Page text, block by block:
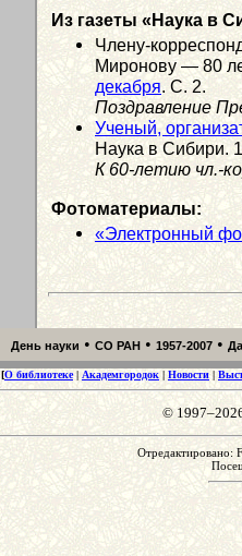
Из газеты «Наука в
Члену-
Миронову — 80
декабря. С. 2.
Поздравление
Ученый,
Наука в Сибири.
К 60-летию чл.-
Фотоматериалы:
«Электронный
День науки • СО РАН • 1957-2007 •
[О библиотеке| Академгородок | Новости|
©
Отредактировано: